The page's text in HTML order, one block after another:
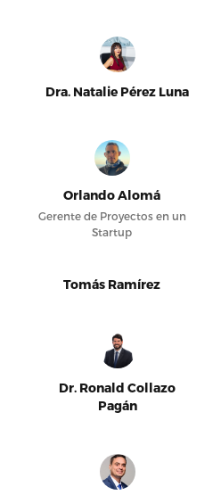
Dra. Natalie Pérez Luna
Orlando Alomá
Gerente de Proyectos en un
Startup
Tomás Ramírez
Dr. Ronald Collazo
Pagán